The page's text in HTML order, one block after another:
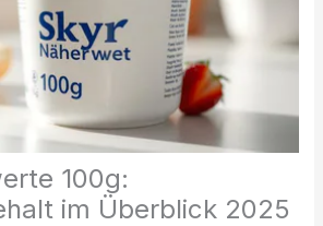
100g:
im Überblick 2025